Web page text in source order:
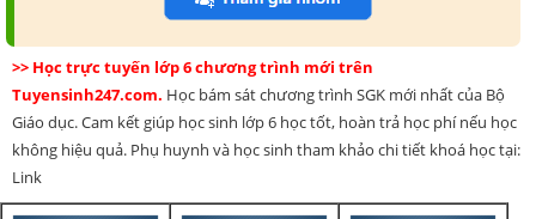
>> Học trực tuyến lớp 6 chương trình mới trên
Tuyensinh247.com. Học bám sát chương trình SGK mới nhất của Bộ
Giáo dục. Cam kết giúp học sinh lớp 6 học tốt, hoàn trả học phí nếu học
không hiệu quả. Phụ huynh và học sinh tham khảo chi tiết khoá học tại:
Link